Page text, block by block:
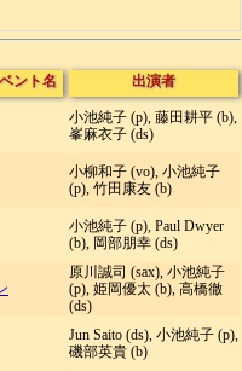
ント名
出演者
小池純子 (p), 藤田耕平 (b),
峯麻衣子 (ds)
小柳和子 (vo), 小池純子
(p), 竹田康友 (b)
小池純子 (p), Paul Dwyer
(b), 岡部朋幸 (ds)
原川誠司 (sax), 小池純子
(p), 姫岡優太 (b), 高橋徹
(ds)
Jun Saito (ds), 小池純子 (p),
磯部英貴 (b)